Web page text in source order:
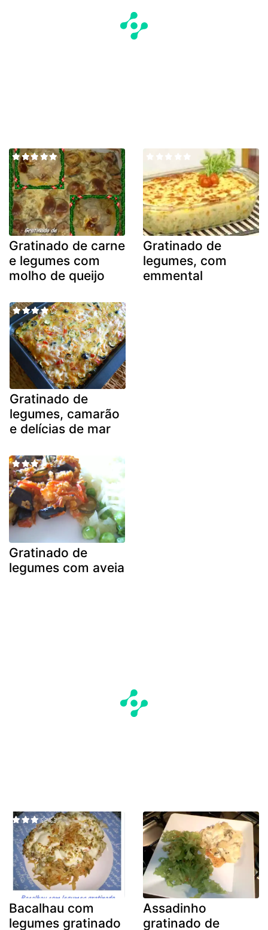
Gratinado de carne
e legumes com
molho de queijo
Gratinado de
legumes, com
emmental
Gratinado de
legumes, camarão
e delícias de mar
Gratinado de
legumes com aveia
Bacalhau com
legumes gratinado
Assadinho
gratinado de